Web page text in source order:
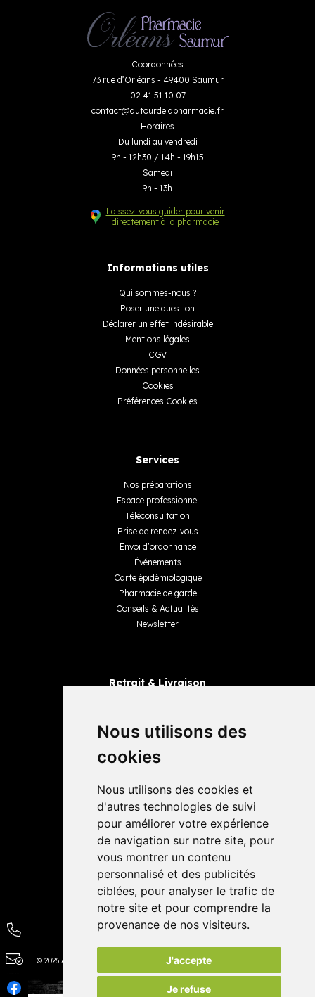
Nous utilisons des
cookies
Nous utilisons des cookies et
d'autres technologies de suivi
pour améliorer votre expérience
de navigation sur notre site, pour
vous montrer un contenu
personnalisé et des publicités
ciblées, pour analyser le trafic de
notre site et pour comprendre la
provenance de nos visiteurs.
J'accepte
Je refuse
Coordonnées
73 rue d’Orléans - 49400 Saumur
02 41 51 10 07
contact@autourdelapharmacie.fr
Horaires
Du lundi au vendredi
9h - 12h30 / 14h - 19h15
Samedi
9h - 13h
Laissez-vous guider pour venir
directement à la pharmacie
Informations utiles
Qui sommes-nous ?
Poser une question
Déclarer un effet indésirable
Mentions légales
CGV
Données personnelles
Cookies
Préférences Cookies
Services
Nos préparations
Espace professionnel
Téléconsultation
Prise de rendez-vous
Envoi d’ordonnance
Événements
Carte épidémiologique
Pharmacie de garde
Conseils & Actualités
Newsletter
Retrait & Livraison
Livraisons
4,4 / 5 65 avis
© 2026 Autour de la Pharmacie Tous droits réservés